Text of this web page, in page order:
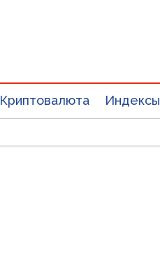
Криптовалюта Индексы